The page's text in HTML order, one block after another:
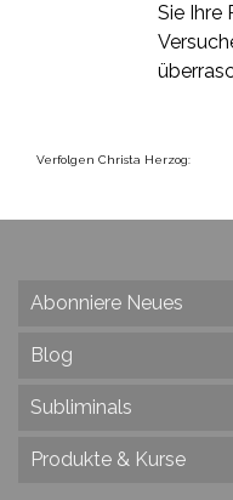
Verfolgen Christa Herzog:
Sie Ihre
Abonniere Neues
Blog
Subliminals
Produkte & Kurse